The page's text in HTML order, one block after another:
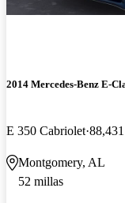
2014 Mercedes-Benz E-
E 350 Cabriolet
Montgomery, AL
52 millas